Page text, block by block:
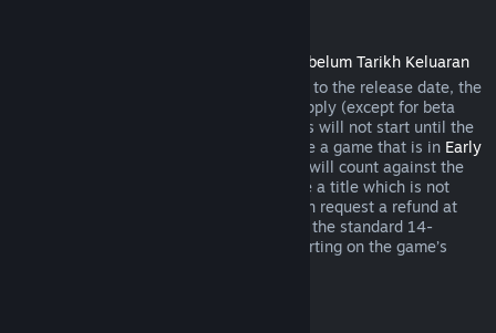
Bayaran Balik untuk Tajuk yang Dibeli Sebelum Tarikh Keluaran
When you purchase a title on Steam prior to the release date, the
two-hour playtime limit for refunds will apply (except for beta
testing), but the 14-day period for refunds will not start until the
release date. For example, if you purchase a game that is in Early
, any playtime will count against the
two-hour refund limit. If you pre-purchase a title which is not
playable prior to the release date, you can request a refund at
any time prior to release of that title, and the standard 14-
day/two-hour refund period will apply starting on the game’s